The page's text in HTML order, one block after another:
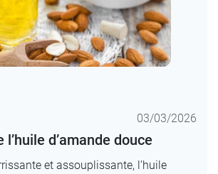
03/03/2026
l’huile d’amande douce
et assouplissante, l’huile